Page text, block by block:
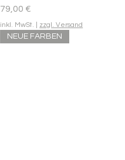
Preis
79,00 €
inkl. MwSt. zzgl. Versand
NEUE FARBEN